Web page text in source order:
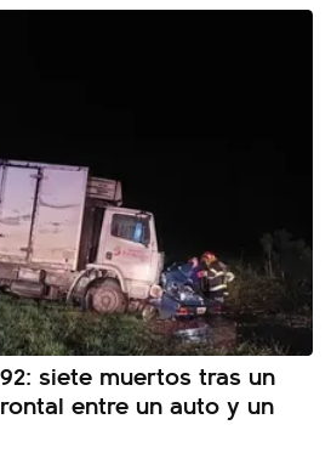
siete muertos tras un
entre un auto y un